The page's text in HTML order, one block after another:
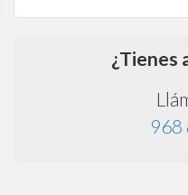
¿Tienes
968